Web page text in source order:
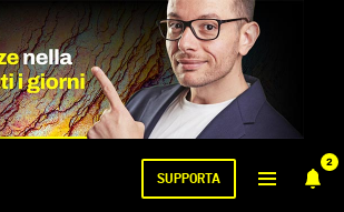
2
SUPPORTA